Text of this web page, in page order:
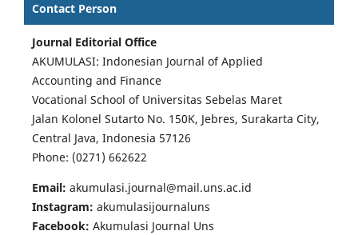
Contact Person
Journal Editorial Office
AKUMULASI: Indonesian Journal of Applied
Accounting and Finance
Vocational School of Universitas Sebelas Maret
Jalan Kolonel Sutarto No. 150K, Jebres, Surakarta City,
Central Java, Indonesia 57126
Phone: (0271) 662622
Email: akumulasi.journal@mail.uns.ac.id
Instagram: akumulasijournaluns
Facebook: Akumulasi Journal Uns